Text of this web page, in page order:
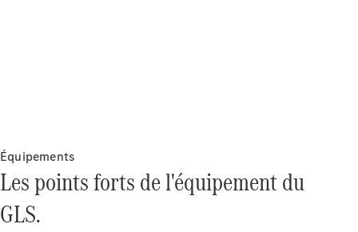
Équipements
Les points forts de l'équipement du
GLS.